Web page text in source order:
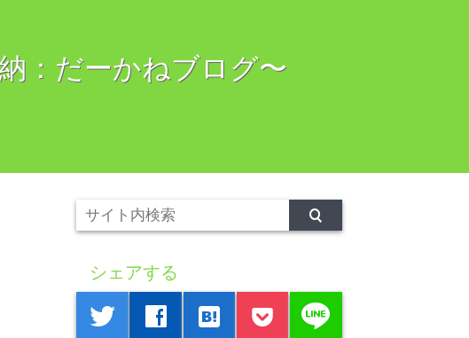
：だーかねブログ〜
シェアする
twitter facebook hatenabookmark line